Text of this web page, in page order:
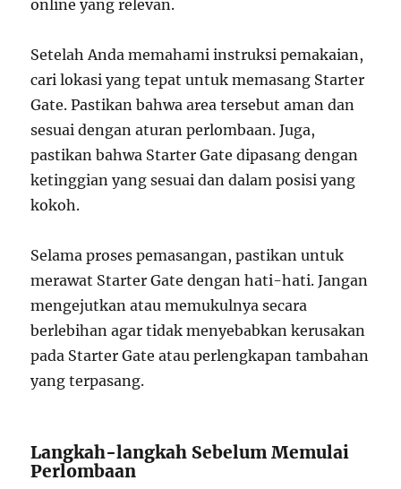
online yang relevan.
Setelah Anda memahami instruksi pemakaian,
cari lokasi yang tepat untuk memasang Starter
Gate. Pastikan bahwa area tersebut aman dan
sesuai dengan aturan perlombaan. Juga,
pastikan bahwa Starter Gate dipasang dengan
ketinggian yang sesuai dan dalam posisi yang
kokoh.
Selama proses pemasangan, pastikan untuk
merawat Starter Gate dengan hati-hati. Jangan
mengejutkan atau memukulnya secara
berlebihan agar tidak menyebabkan kerusakan
pada Starter Gate atau perlengkapan tambahan
yang terpasang.
Langkah-langkah Sebelum Memulai
Perlombaan